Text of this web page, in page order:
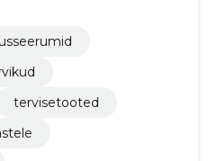
tervisetooted